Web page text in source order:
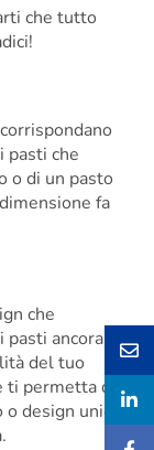
che tutto
pasti che
o di un pasto
fa
che
ancora
del tuo
permetta di
design unici,